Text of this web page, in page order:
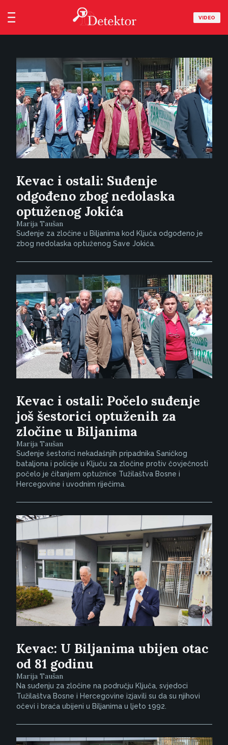
VIDEO
Kevac i ostali: Suđenje
odgođeno zbog nedolaska
optuženog Jokića
Marija Taušan
Suđenje za zločine u Biljanima kod Ključa odgođeno je
zbog nedolaska optuženog Save Jokića.
Kevac i ostali: Počelo suđenje
još šestorici optuženih za
zločine u Biljanima
Marija Taušan
Suđenje šestorici nekadašnjih pripadnika Saničkog
bataljona i policije u Ključu za zločine protiv čovječnosti
počelo je čitanjem optužnice Tužilaštva Bosne i
Hercegovine i uvodnim riječima.
Kevac: U Biljanima ubijen otac
od 81 godinu
Marija Taušan
Na suđenju za zločine na području Ključa, svjedoci
Tužilaštva Bosne i Hercegovine izjavili su da su njihovi
očevi i braća ubijeni u Biljanima u ljeto 1992.